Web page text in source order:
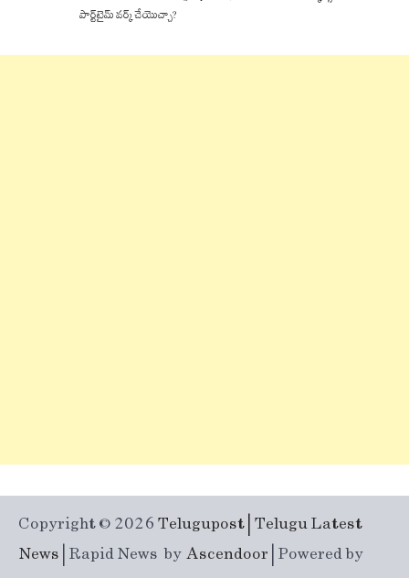
పార్ట్‌టైమ్ వర్క్ చేయొచ్చా?
Copyright © 2026 Telugupost | Telugu Latest
News | Rapid News byAscendoor | Powered by